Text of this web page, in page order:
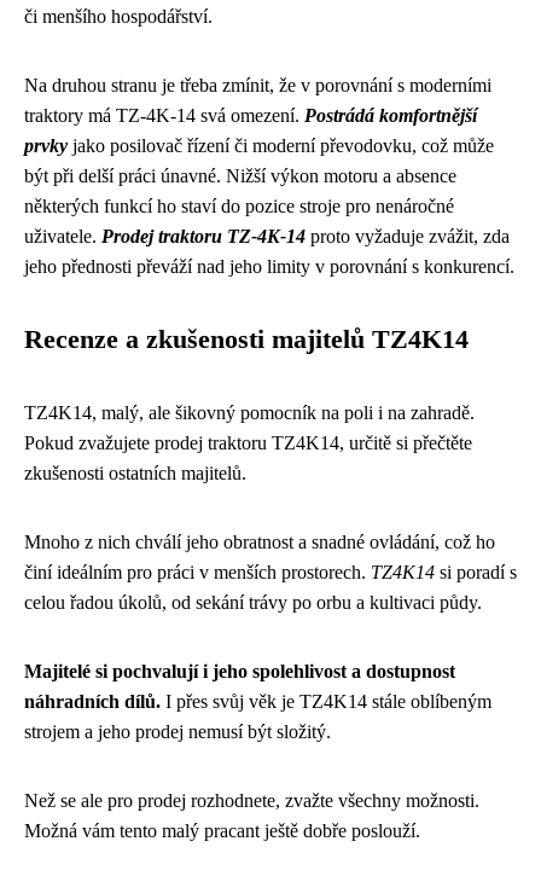
či menšího hospodářství.
Na druhou stranu je třeba zmínit, že v porovnání s moderními
traktory má TZ-4K-14 svá omezení. Postrádá komfortnější
prvky jako posilovač řízení či moderní převodovku, což může
být při delší práci únavné. Nižší výkon motoru a absence
některých funkcí ho staví do pozice stroje pro nenáročné
uživatele. Prodej traktoru TZ-4K-14 proto vyžaduje zvážit, zda
jeho přednosti převáží nad jeho limity v porovnání s konkurencí.
Recenze a zkušenosti majitelů TZ4K14
TZ4K14, malý, ale šikovný pomocník na poli i na zahradě.
Pokud zvažujete prodej traktoru TZ4K14, určitě si přečtěte
zkušenosti ostatních majitelů.
Mnoho z nich chválí jeho obratnost a snadné ovládání, což ho
činí ideálním pro práci v menších prostorech. TZ4K14 si poradí s
celou řadou úkolů, od sekání trávy po orbu a kultivaci půdy.
Majitelé si pochvalují i jeho spolehlivost a dostupnost
náhradních dílů. I přes svůj věk je TZ4K14 stále oblíbeným
strojem a jeho prodej nemusí být složitý.
Než se ale pro prodej rozhodnete, zvažte všechny možnosti.
Možná vám tento malý pracant ještě dobře poslouží.